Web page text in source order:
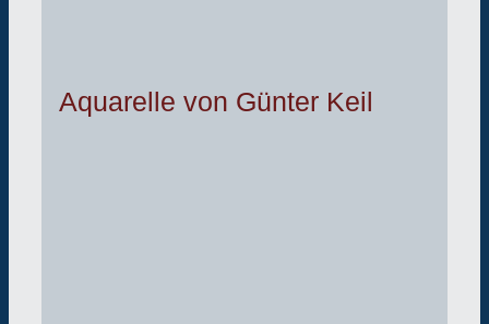
Aquarelle von Günter Keil